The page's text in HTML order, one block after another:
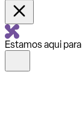
Estamos aqui